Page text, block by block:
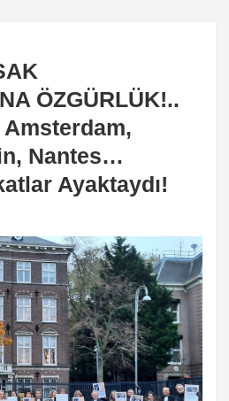
ÖZGÜRLÜK!..
Nantes…
Ayaktaydı!